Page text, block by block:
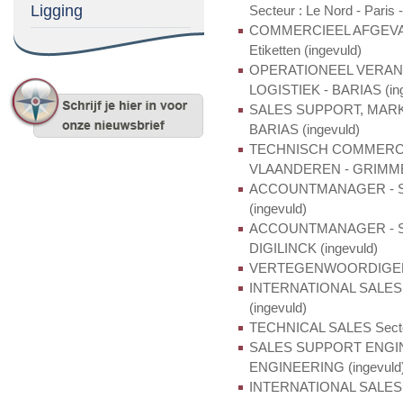
Ligging
Secteur : Le Nord - Paris
COMMERCIEEL
Etiketten (ingevuld)
OPERATIONEEL
LOGISTIEK - BARIAS
SALES SUPPORT,
BARIAS (ingevuld)
TECHNISCH
VLAANDEREN -
ACCOUNTMANAGER -
(ingevuld)
ACCOUNTMANAGER -
DIGILINCK (ingevuld)
INTERNATIONAL
(ingevuld)
TECHNICAL SALES
SALES SUPPORT
ENGINEERING
INTERNATIONAL